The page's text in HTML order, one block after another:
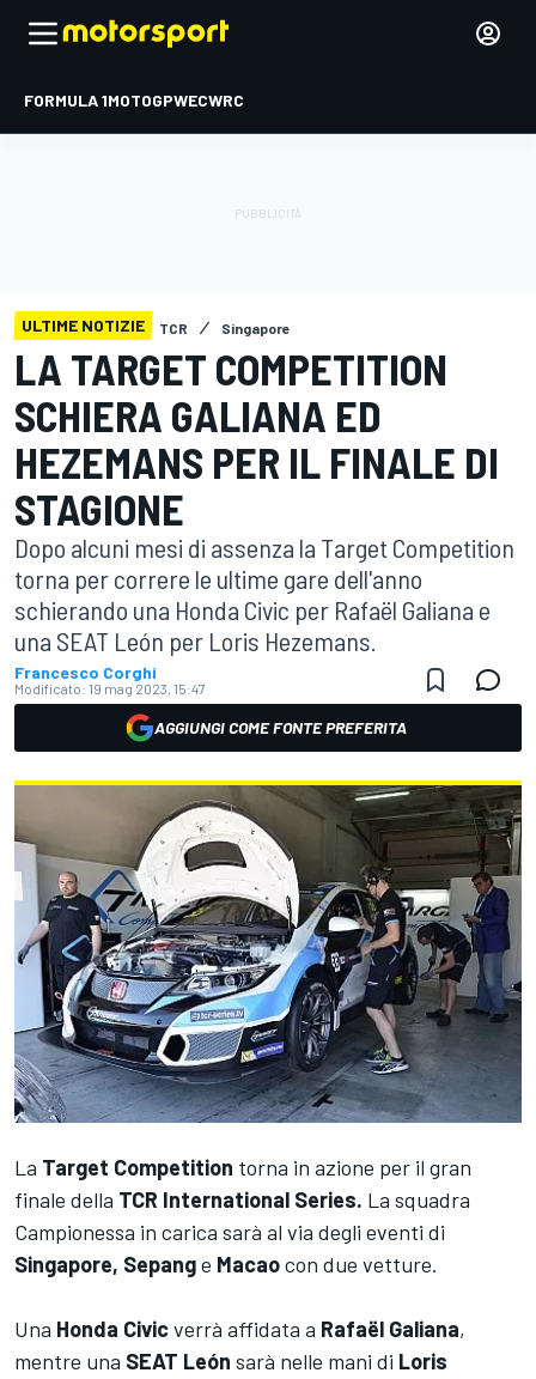
FORMULA 1MOTOGPWECWRC
ULTIME NOTIZIE TCR Singapore
LA TARGET COMPETITION
SCHIERA GALIANA ED
HEZEMANS PER IL FINALE DI
STAGIONE
Dopo alcuni mesi di assenza la Target Competition
torna per correre le ultime gare dell'anno
schierando una Honda Civic per Rafaël Galiana e
una SEAT León per Loris Hezemans.
Francesco Corghi
Modificato: 19 mag 2023, 15:47
AGGIUNGI COME FONTE PREFERITA
La Target Competition torna in azione per il gran
finale della TCR International Series. La squadra
Campionessa in carica sarà al via degli eventi di
Singapore, Sepange Macaocon due vetture.
Una Honda Civicverrà affidata a Rafaël Galiana,
mentre una SEAT León sarà nelle mani di Loris